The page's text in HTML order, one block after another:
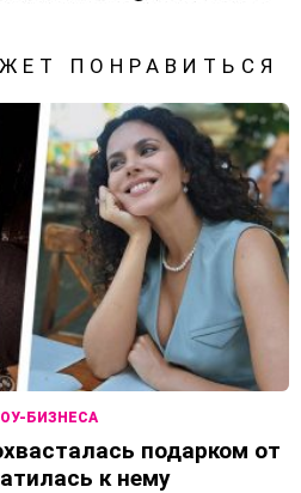
ПОНРАВИТЬСЯ
БИЗНЕСА
подарком от
к нему